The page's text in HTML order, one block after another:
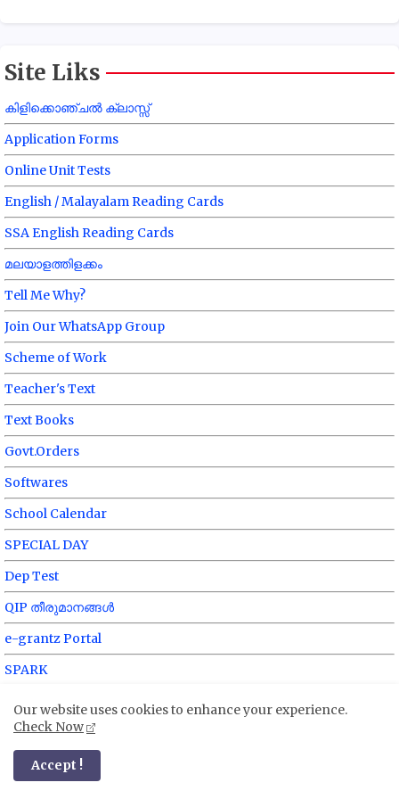
Site Liks
കിളിക്കൊഞ്ചൽ ക്ലാസ്സ്
Application Forms
Online Unit Tests
English / Malayalam Reading Cards
SSA English Reading Cards
മലയാളത്തിളക്കം
Tell Me Why?
Join Our WhatsApp Group
Scheme of Work
Teacher's Text
Text Books
Govt.Orders
Softwares
School Calendar
SPECIAL DAY
Dep Test
QIP തീരുമാനങ്ങൾ
e-grantz Portal
SPARK
SAMPOORNA
SAMAGRA
Sametham
Our website uses cookies to enhance your experience.
Check Now
Accept !